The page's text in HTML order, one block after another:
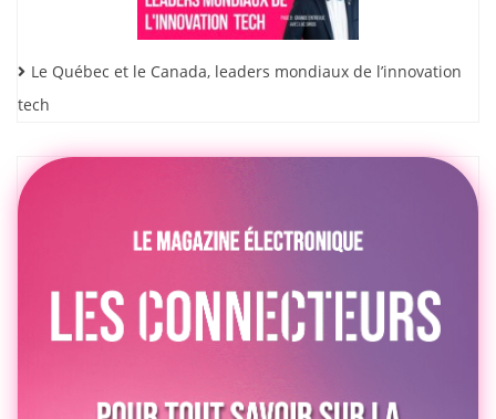
Le Québec et le Canada, leaders mondiaux de l’innovation
tech